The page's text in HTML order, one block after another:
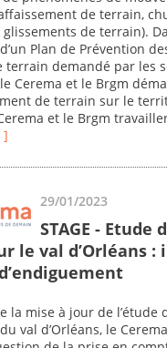
de terrain,
de terrain).
Plan de Prévention
terrain demandé par les
Cerema et le Brgm
de terrain sur le
et le Brgm
]
29/01/2023
STAGE - Etude
le val d’Orléans
la mise à jour de l’étude
val d’Orléans, le